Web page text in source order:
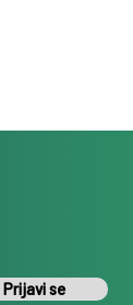
Prijavi se